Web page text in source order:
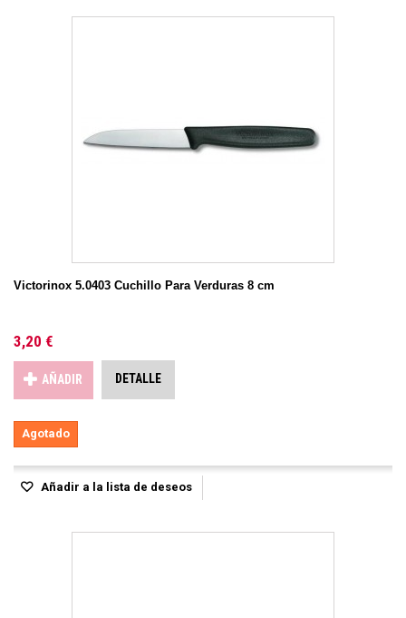
Victorinox 5.0403 Cuchillo Para Verduras 8 cm
3,20 €
AÑADIR DETALLE
Agotado
Añadir a la lista de deseos